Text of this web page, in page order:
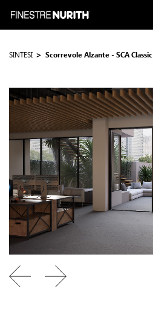
SINTESI Scorrevole Alzante - SCA Classic